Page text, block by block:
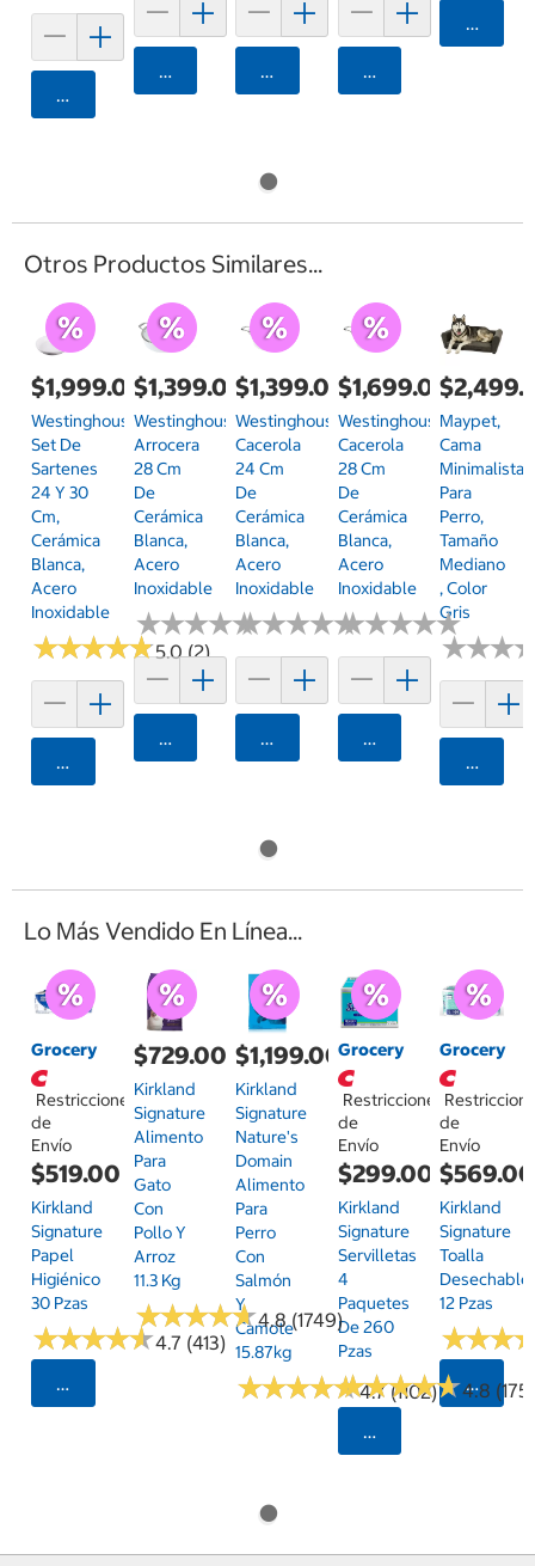
Agregar
Agregar Agregar Agregar
Otros Productos Similares...
$1,999.00
Westinghouse,
Set De
Sartenes
24 Y 30
Cm,
Cerámica
Blanca,
Acero
Inoxidable
★★★★★
★★★★★5.0 (2)
Agregar
$1,399.00
Westinghouse,
Arrocera
28 Cm
De
Cerámica
Blanca,
Acero
Inoxidable
★★★★★
★★★★★
Agregar
$1,399.00
Westinghouse,
Cacerola
24 Cm
De
Cerámica
Blanca,
Acero
Inoxidable
★★★★★
★★★★★
Agregar
$1,699.00
Westinghouse,
Cacerola
28 Cm
De
Cerámica
Blanca,
Acero
Inoxidable
★★★★★
★★★★★
Agregar
Maypet,
Cama
Minimalista
Para
Perro,
Tamaño
Mediano
, Color
Gris
★★★
★★★
Lo Más Vendido En Línea...
Grocery
Restricciones
de
Envío
$519.00
Kirkland
Signature
Papel
Higiénico
30 Pzas
★★★★★
★★★★★4.7 (413)
Seleccionar Código Postal
$729.00
Kirkland
Signature
Alimento
Para
Gato
Con
Pollo Y
Arroz
11.3 Kg
★★★★★
★★★★★4.8 (1749)
$1,199.00
Kirkland
Signature
Nature's
Domain
Alimento
Para
Perro
Con
Salmón
Y
Camote
15.87kg
★★★★★
★★★★★4.7 (1102)
Grocery
Restricciones
de
Envío
$299.00
Kirkland
Signature
Servilletas
4
Paquetes
De 260
Pzas
★★★★★
★★★★★4.8 (175)
Seleccionar
Grocery
de
Envío
$569.00
Kirkland
Signature
Toalla
Desechable
12 Pzas
★★★
★★★